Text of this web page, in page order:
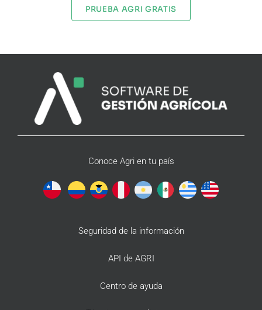
PRUEBA AGRI GRATIS
Conoce Agri en tu país
Seguridad de la información
API de AGRI
Centro de ayuda